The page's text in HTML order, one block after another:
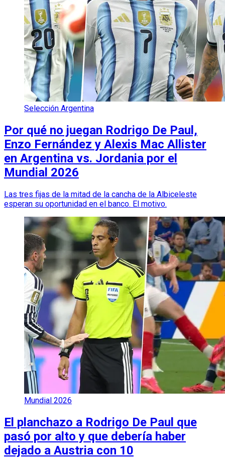
Selección Argentina
Por qué no juegan Rodrigo De Paul,
Enzo Fernández y Alexis Mac Allister
en Argentina vs. Jordania por el
Mundial 2026
Las tres fijas de la mitad de la cancha de la Albiceleste
esperan su oportunidad en el banco. El motivo.
Mundial 2026
El planchazo a Rodrigo De Paul que
pasó por alto y que debería haber
dejado a Austria con 10